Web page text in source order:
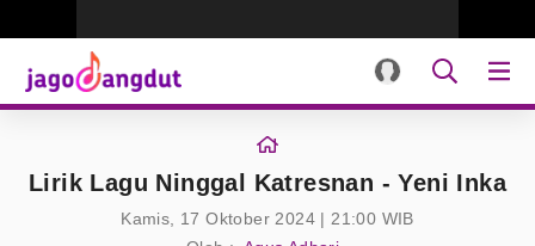
Lirik Lagu Ninggal Katresnan - Yeni Inka
Kamis, 17 Oktober 2024 | 21:00 WIB